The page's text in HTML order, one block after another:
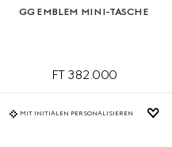
GG EMBLEM MINI-TASCHE
FT 382.000
MIT INITIALEN PERSONALISIEREN